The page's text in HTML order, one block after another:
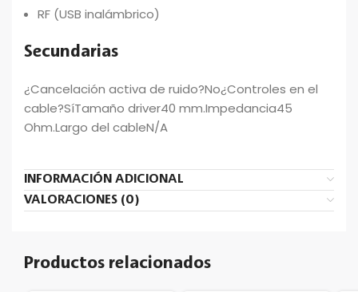
RF (USB inalámbrico)
Secundarias
¿Cancelación activa de ruido?No¿Controles en el
cable?SíTamaño driver40 mm.Impedancia45
Ohm.Largo del cableN/A
INFORMACIÓN ADICIONAL
VALORACIONES (0)
Productos relacionados